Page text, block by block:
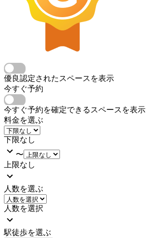
優良認定されたスペースを表示
今すぐ予約
今すぐ予約を確定できるスペースを表示
料金を選ぶ
下限なし
〜
上限なし
人数を選ぶ
人数を選択
駅徒歩を選ぶ